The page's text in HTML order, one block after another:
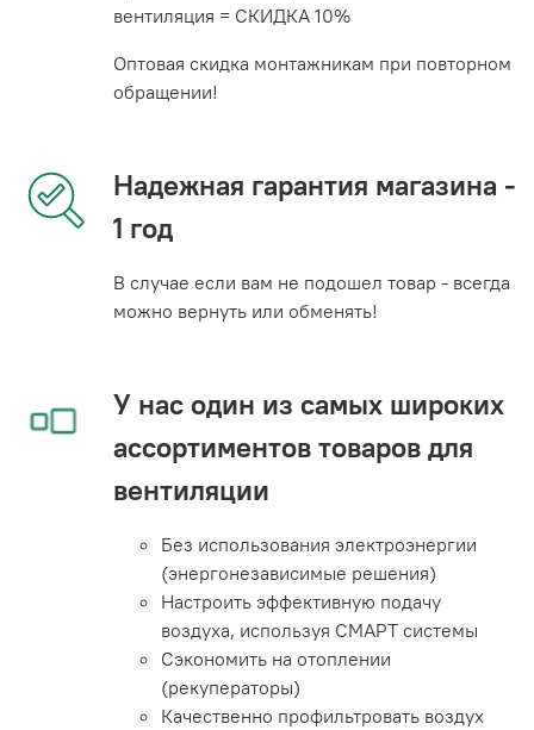
вентиляция = СКИДКА 10%
Оптовая скидка монтажникам при повторном
обращении!
Надежная гарантия магазина -
1 год
В случае если вам не подошел товар - всегда
можно вернуть или обменять!
У нас один из самых широких
ассортиментов товаров для
вентиляции
Без использования электроэнергии
(энергонезависимые решения)
Настроить эффективную подачу
воздуха, используя СМАРТ системы
Сэкономить на отоплении
(рекуператоры)
Качественно профильтровать воздух